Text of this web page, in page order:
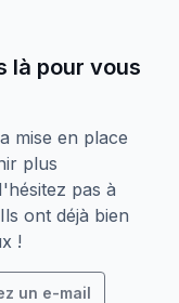
là pour vous
mise en place
plus
pas à
ont déjà bien
!
un e-mail